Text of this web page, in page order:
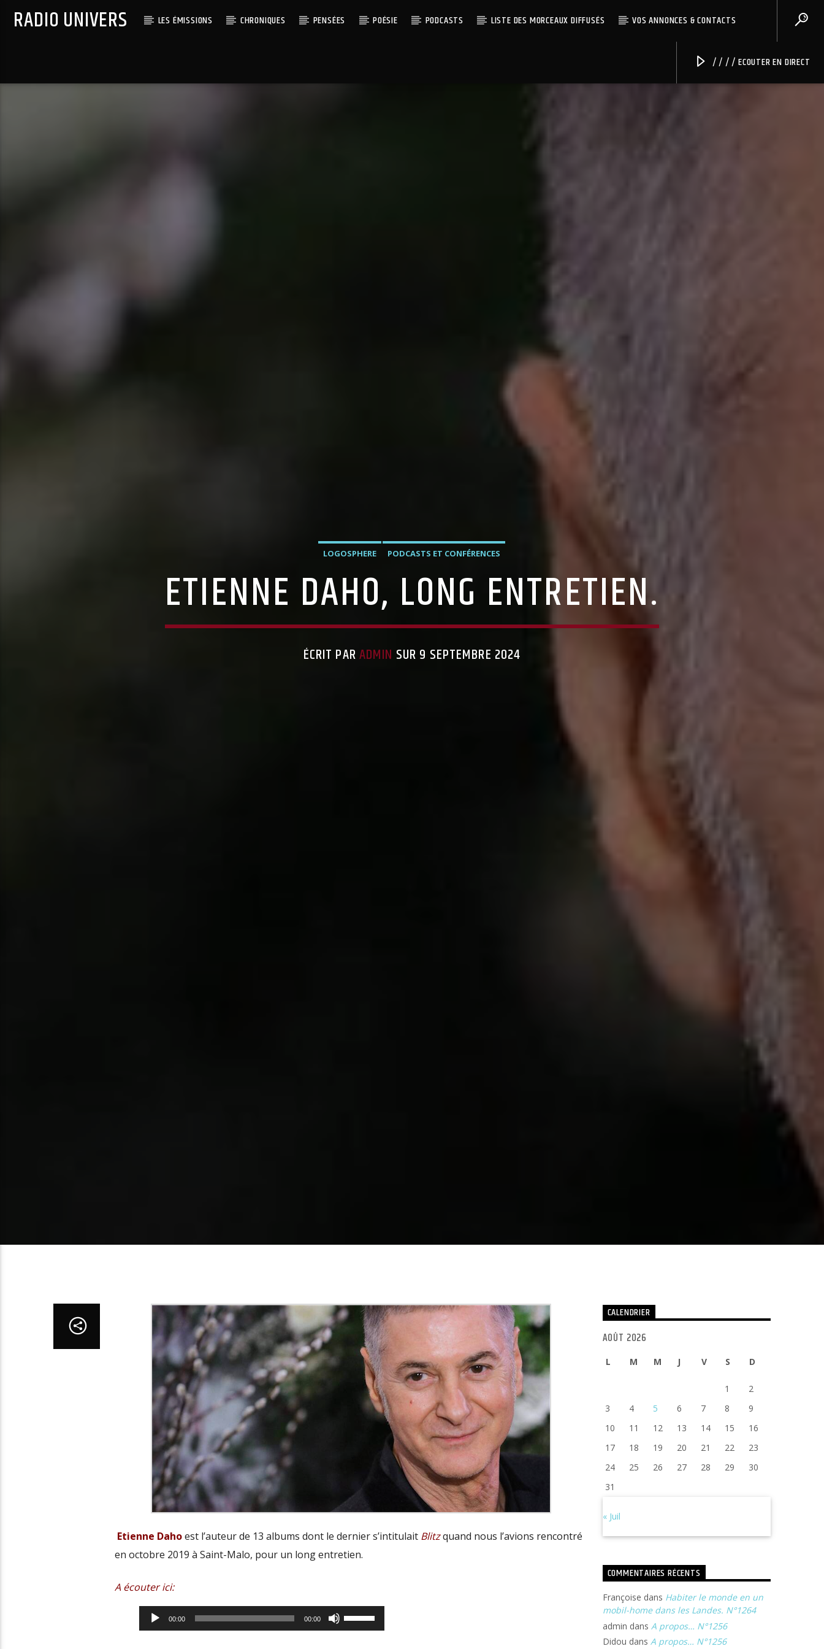
RADIO UNIVERS LES ÉMISSIONS CHRONIQUES PENSÉES POÉSIE PODCASTS LISTE DES MORCEAUX DIFFUSÉS VOS ANNONCES & CONTACTS
/ / / / ECOUTER EN DIRECT
LOGOSPHERE PODCASTS ET CONFÉRENCES
ETIENNE DAHO, LONG ENTRETIEN.
ÉCRIT PARADMIN SUR 9 SEPTEMBRE 2024
Etienne Dahoest l’auteur de 13 albums dont le dernier s’intitulait Blitz quand nous l’avions rencontré
en octobre 2019 à Saint-Malo, pour un long entretien.
A écouter ici:
Lecteur
audio
00:00 00:00
Utilisez
les
CALENDRIER
AOÛT 2026
L M M J V S D
1
2
3
4 5 6 7 8
9
10
11 12 13 14 15
16
17
18 19 20 21 22
23
24
25 26 27 28 29
30
31
« Juil
COMMENTAIRES RÉCENTS
Françoise dans Habiter le monde en un
mobil-home dans les Landes. N°1264
admin dans A propos… N°1256
Didou dans A propos… N°1256